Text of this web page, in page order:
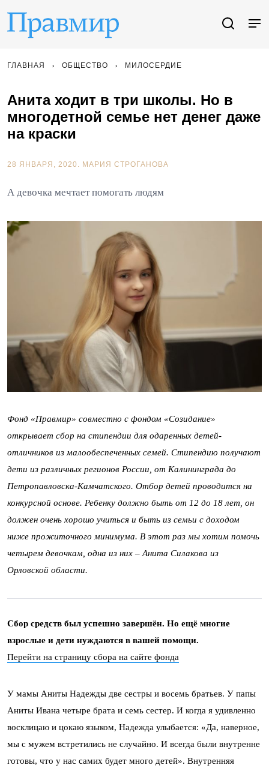
ГЛАВНАЯ ОБЩЕСТВО МИЛОСЕРДИЕ
Анита ходит в три школы. Но в
многодетной семье нет денег даже
на краски
28 ЯНВАРЯ, 2020. МАРИЯ СТРОГАНОВА
А девочка мечтает помогать людям
Фонд «Правмир» совместно с фондом «Созидание»
открывает сбор на стипендии для одаренных детей-
отличников из малообеспеченных семей. Стипендию получают
дети из различных регионов России, от Калининграда до
Петропавловска-Камчатского. Отбор детей проводится на
конкурсной основе. Ребенку должно быть от 12 до 18 лет, он
должен очень хорошо учиться и быть из семьи с доходом
ниже прожиточного минимума. В этот раз мы хотим помочь
четырем девочкам, одна из них – Анита Силакова из
Орловской области.
Сбор средств был успешно завершён. Но ещё многие
взрослые и дети нуждаются в вашей помощи.
Перейти на страницу сбора на сайте фонда
У мамы Аниты Надежды две сестры и восемь братьев. У папы
Аниты Ивана четыре брата и семь сестер. И когда я удивленно
восклицаю и цокаю языком, Надежда улыбается: «Да, наверное,
мы с мужем встретились не случайно. И всегда были внутренне
готовы, что у нас самих будет много детей». Внутренняя